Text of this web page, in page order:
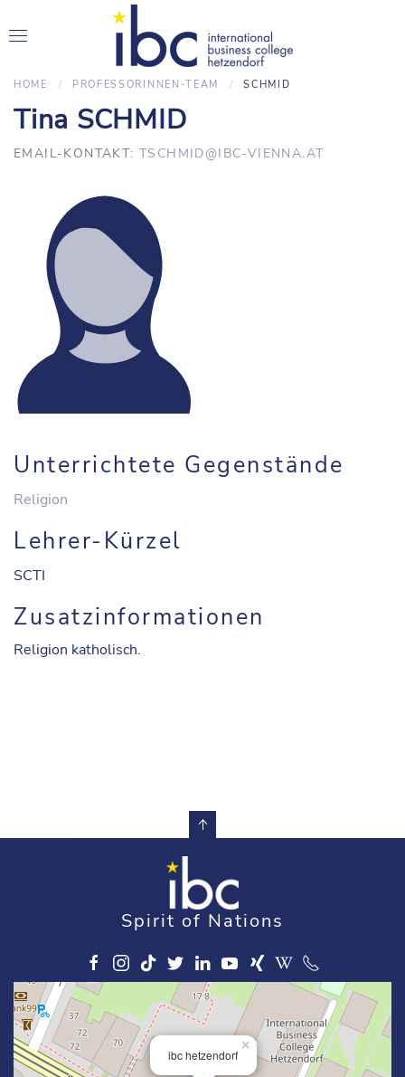
HOME PROFESSORINNEN-TEAM SCHMID
Tina SCHMID
EMAIL-KONTAKT: TSCHMID@IBC-VIENNA.AT
Unterrichtete Gegenstände
Religion
Lehrer-Kürzel
SCTI
Zusatzinformationen
Religion katholisch.
Spirit of Nations
ibc hetzendorf
×